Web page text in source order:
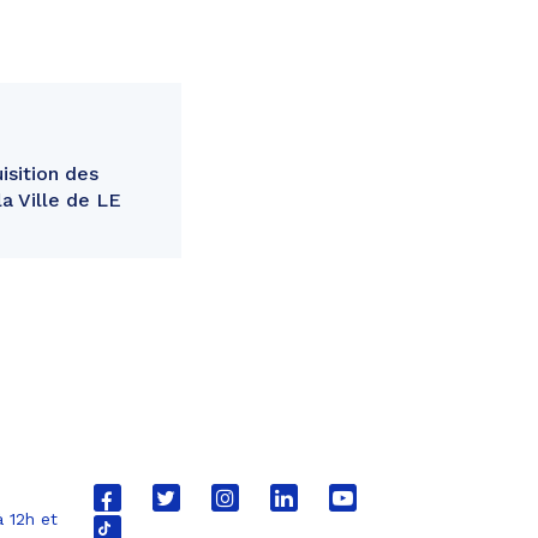
des
Ville de LE
12h et
Lien
Lien
Lien
Lien
Lien